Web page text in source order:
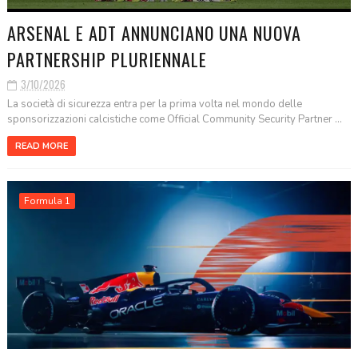
ARSENAL E ADT ANNUNCIANO UNA NUOVA
PARTNERSHIP PLURIENNALE
3/10/2026
La società di sicurezza entra per la prima volta nel mondo delle
sponsorizzazioni calcistiche come Official Community Security Partner ...
READ MORE
Formula 1